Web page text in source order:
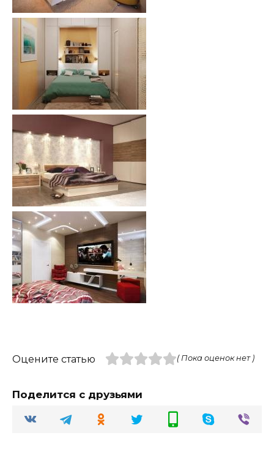
Оцените статью ( Пока оценок нет )
Поделится с друзьями